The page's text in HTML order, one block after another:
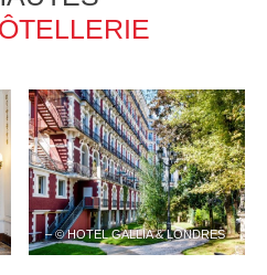
– © HOTEL GALLIA & LONDRES